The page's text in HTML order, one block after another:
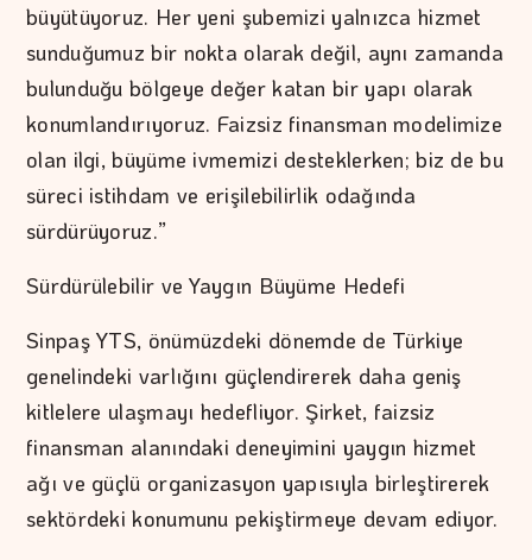
büyütüyoruz. Her yeni şubemizi yalnızca hizmet
sunduğumuz bir nokta olarak değil, aynı zamanda
bulunduğu bölgeye değer katan bir yapı olarak
konumlandırıyoruz. Faizsiz finansman modelimize
olan ilgi, büyüme ivmemizi desteklerken; biz de bu
süreci istihdam ve erişilebilirlik odağında
sürdürüyoruz.”
Sürdürülebilir ve Yaygın Büyüme Hedefi
Sinpaş YTS, önümüzdeki dönemde de Türkiye
genelindeki varlığını güçlendirerek daha geniş
kitlelere ulaşmayı hedefliyor. Şirket, faizsiz
finansman alanındaki deneyimini yaygın hizmet
ağı ve güçlü organizasyon yapısıyla birleştirerek
sektördeki konumunu pekiştirmeye devam ediyor.